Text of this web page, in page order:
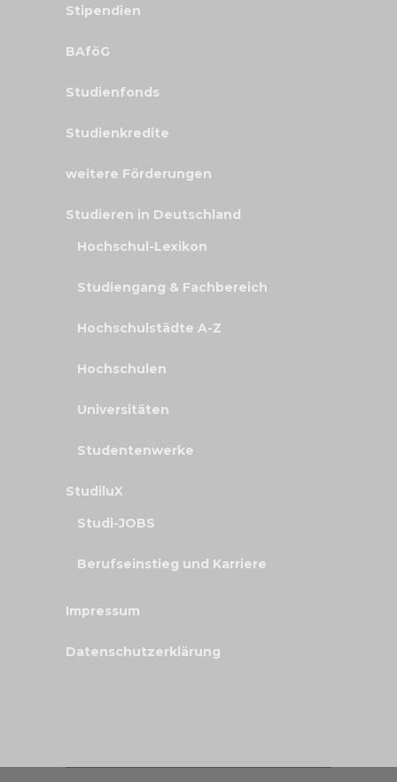
Stipendien
BAföG
Studienfonds
Studienkredite
weitere Förderungen
Studieren in Deutschland
Hochschul-Lexikon
Studiengang & Fachbereich
Hochschulstädte A-Z
Hochschulen
Universitäten
Studentenwerke
StudiluX
Studi-JOBS
Berufseinstieg und Karriere
Impressum
Datenschutzerklärung